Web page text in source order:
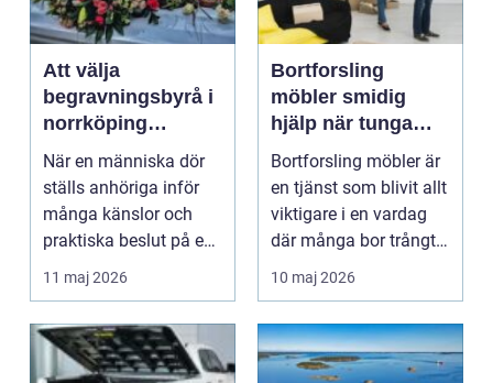
Att välja
begravningsbyrå i
norrköping
trygghet, omsorg
och personliga
avsked
När en människa dör
ställs anhöriga inför
många känslor och
praktiska beslut på en
och samma gång. M...
11 maj 2026
Bortforsling
möbler smidig
hjälp när tunga
möbler måste bort
Bortforsling möbler är
en tjänst som blivit allt
viktigare i en vardag
där många bor trångt,
flyttar...
10 maj 2026